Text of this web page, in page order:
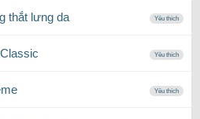
thắt lưng da Yêu thích
Yêu thích
Yêu thích